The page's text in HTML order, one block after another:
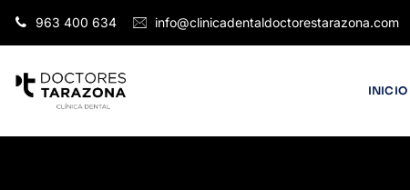
963 400 634 info@clinicadentaldoctorestarazona.com
INICIO